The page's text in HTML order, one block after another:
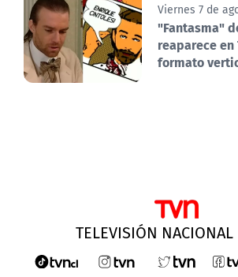
Viernes 7 de
"Fantasma"
reaparece en
formato
TELEVISIÓN NACIONAL